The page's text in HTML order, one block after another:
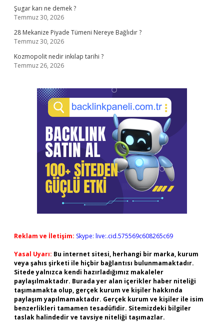
Şugar karı ne demek ?
Temmuz 30, 2026
28 Mekanize Piyade Tümeni Nereye Bağlıdır ?
Temmuz 30, 2026
Kozmopolit nedir inkılap tarihi ?
Temmuz 26, 2026
Reklam ve İletişim: Skype: live:.cid.575569c608265c69
Yasal Uyarı: Bu internet sitesi, herhangi bir marka, kurum
veya şahıs şirketi ile hiçbir bağlantısı bulunmamaktadır.
Sitede yalnızca kendi hazırladığımız makaleler
paylaşılmaktadır. Burada yer alan içerikler haber niteliği
taşımamakta olup, gerçek kurum ve kişiler hakkında
paylaşım yapılmamaktadır. Gerçek kurum ve kişiler ile isim
benzerlikleri tamamen tesadüfidir. Sitemizdeki bilgiler
taslak halindedir ve tavsiye niteliği taşımazlar.